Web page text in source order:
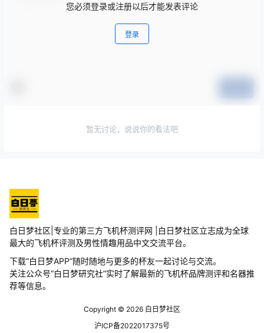
您必须登录或注册以后才能发表评论
登录
暂无讨论，说说你的看法吧
白日梦社区|专业的第三方飞机杯测评网 |白日梦社区立志成为全球
最大的飞机杯评测及男性情趣用品中文交流平台。
下载“白日梦APP”随时随地与更多的杯友一起讨论与交流。
关注公众号“白日梦研究社”实时了解最新的飞机杯品牌测评和名器推
荐等信息。
Copyright © 2026 白日梦社区
沪ICP备2022017375号